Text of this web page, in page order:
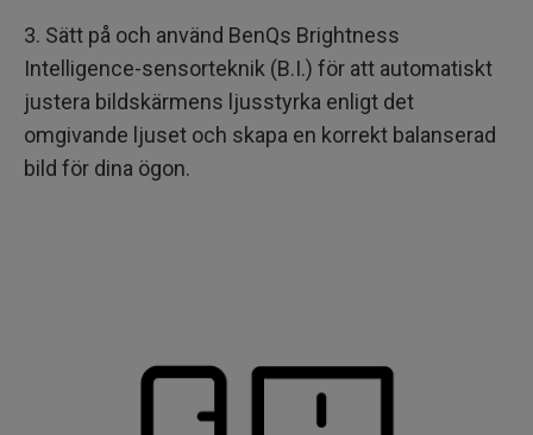
3. Sätt på och använd BenQs Brightness
Intelligence-sensorteknik (B.I.) för att automatiskt
justera bildskärmens ljusstyrka enligt det
omgivande ljuset och skapa en korrekt balanserad
bild för dina ögon.